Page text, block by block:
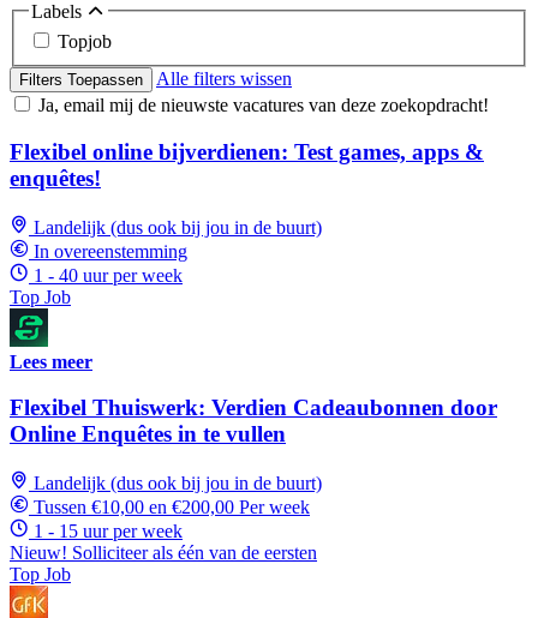
Labels
Topjob
Filters Toepassen
Alle filters wissen
Ja, email mij de nieuwste vacatures van deze zoekopdracht!
Flexibel online bijverdienen: Test games, apps &
enquêtes!
Landelijk (dus ook bij jou in de buurt)
In overeenstemming
1 - 40 uur per week
Top Job
Lees meer
Flexibel Thuiswerk: Verdien Cadeaubonnen door
Online Enquêtes in te vullen
Landelijk (dus ook bij jou in de buurt)
Tussen €10,00 en €200,00 Per week
1 - 15 uur per week
Nieuw! Solliciteer als één van de eersten
Top Job